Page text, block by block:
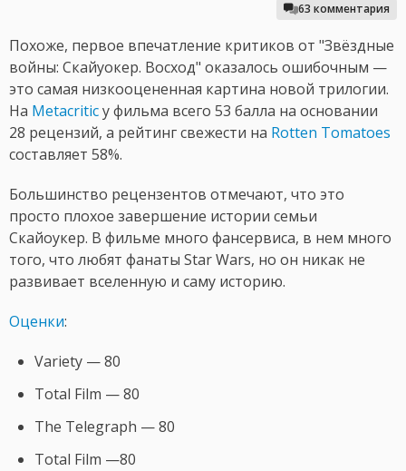
63 комментария
Похоже, первое впечатление критиков от "Звёздные
войны: Скайуокер. Восход" оказалось ошибочным —
это самая низкооцененная картина новой трилогии.
На Metacriticу фильма всего 53 балла на основании
28 рецензий, а рейтинг свежести на Rotten Tomatoes
составляет 58%.
Большинство рецензентов отмечают, что это
просто плохое завершение истории семьи
Скайоукер. В фильме много фансервиса, в нем много
того, что любят фанаты Star Wars, но он никак не
развивает вселенную и саму историю.
Оценки:
Variety — 80
Total Film — 80
The Telegraph — 80
Total Film —80